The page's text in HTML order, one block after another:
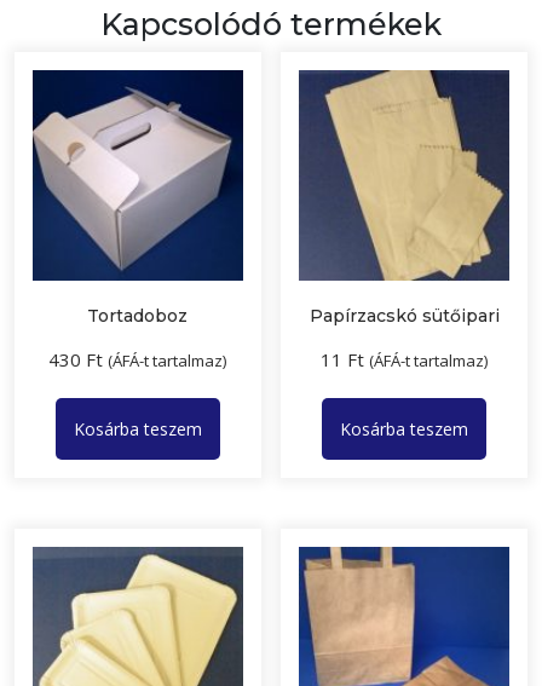
Kapcsolódó termékek
Tortadoboz
430 Ft (ÁFÁ-t tartalmaz)
Kosárba teszem
Papírzacskó sütőipari
11 Ft (ÁFÁ-t tartalmaz)
Kosárba teszem